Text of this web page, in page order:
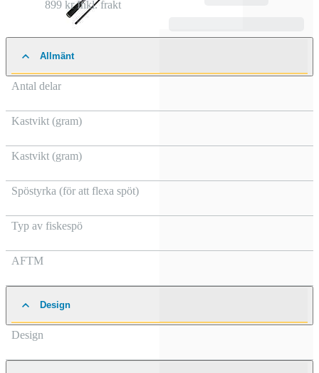
899 krInkl. frakt
Allmänt
Antal delar
Kastvikt (gram)
Kastvikt (gram)
Spöstyrka (för att flexa spöt)
Typ av fiskespö
AFTM
Design
Design